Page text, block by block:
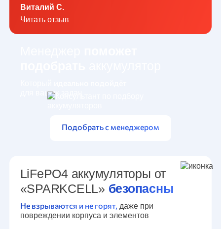
Виталий С.
Читать отзыв
для ваших задач
Подобрать с менеджером
LiFePO4 аккумуляторы от
«SPARKCELL» безопасны
Не взрываются и не горят, даже при
повреждении корпуса и элементов